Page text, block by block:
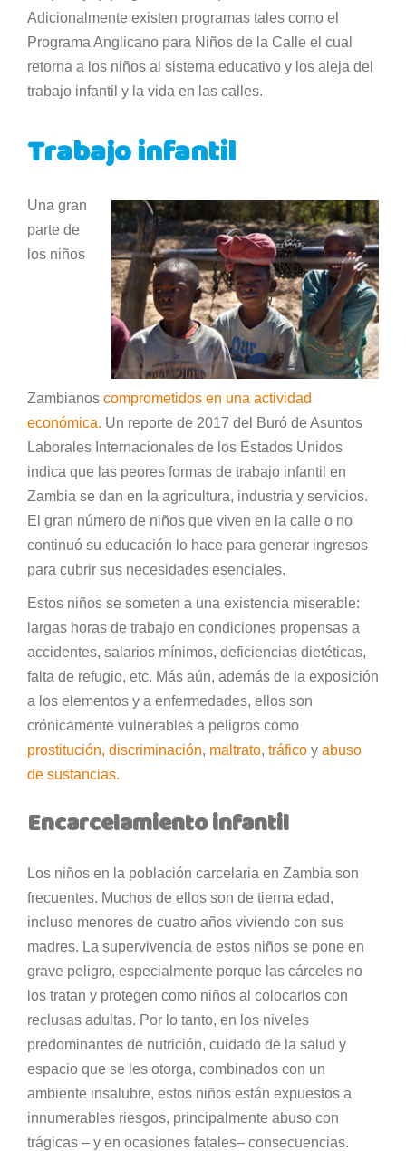
Adicionalmente existen programas tales como el
Programa Anglicano para Niños de la Calle el cual
retorna a los niños al sistema educativo y los aleja del
trabajo infantil y la vida en las calles.
Trabajo infantil
Una gran
parte de
los niños
Zambianos comprometidos en una actividad
económica. Un reporte de 2017 del Buró de Asuntos
Laborales Internacionales de los Estados Unidos
indica que las peores formas de trabajo infantil en
Zambia se dan en la agricultura, industria y servicios.
El gran número de niños que viven en la calle o no
continuó su educación lo hace para generar ingresos
para cubrir sus necesidades esenciales.
Estos niños se someten a una existencia miserable:
largas horas de trabajo en condiciones propensas a
accidentes, salarios mínimos, deficiencias dietéticas,
falta de refugio, etc. Más aún, además de la exposición
a los elementos y a enfermedades, ellos son
crónicamente vulnerables a peligros como
prostitución, discriminación, maltrato, tráfico y abuso
de sustancias.
Encarcelamiento infantil
Los niños en la población carcelaria en Zambia son
frecuentes. Muchos de ellos son de tierna edad,
incluso menores de cuatro años viviendo con sus
madres. La supervivencia de estos niños se pone en
grave peligro, especialmente porque las cárceles no
los tratan y protegen como niños al colocarlos con
reclusas adultas. Por lo tanto, en los niveles
predominantes de nutrición, cuidado de la salud y
espacio que se les otorga, combinados con un
ambiente insalubre, estos niños están expuestos a
innumerables riesgos, principalmente abuso con
trágicas – y en ocasiones fatales– consecuencias.